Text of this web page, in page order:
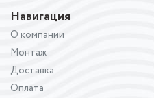
Навигация
О компании
Монтаж
Доставка
Оплата